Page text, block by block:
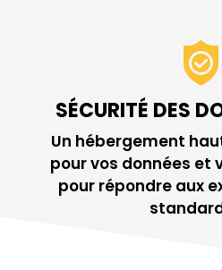
SÉCURITÉ DES
Un hébergement
pour vos données et
pour répondre aux